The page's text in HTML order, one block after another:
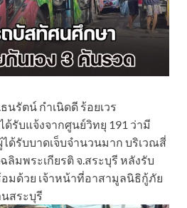
นรัตน์ กำเนิดดี ร้อยเวร
ด้รับแจ้งจากศูนย์วิทยุ 191 ว่ามี
ด้รับบาดเจ็บจำนวนมาก บริเวณสี่
ลิมพระเกียรติ จ.สระบุรี หลังรับ
อมด้วย เจ้าหน้าที่อาสามูลนิธิกู้ภัย
สระบุรี